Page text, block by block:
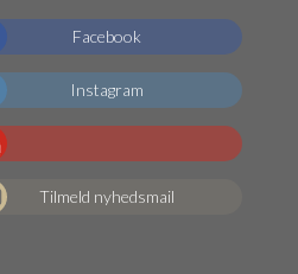
Facebook
Instagram
Tilmeld nyhedsmail